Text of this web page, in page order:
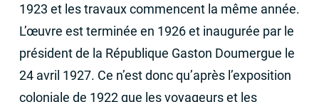
1923 et les travaux commencent la même année.
L’œuvre est terminée en 1926 et inaugurée par le
président de la République Gaston Doumergue le
24 avril 1927. Ce n’est donc qu’après l’exposition
coloniale de 1922 que les voyageurs et les